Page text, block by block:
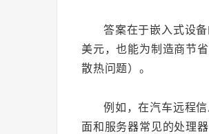
答案在于嵌入式设
美元，也能为制造商节
散热问题）。
例如，在汽车远程
面和服务器常见的处理